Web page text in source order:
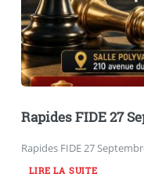
Rapides FIDE 27
Rapides FIDE 27
LIRE LA SUITE